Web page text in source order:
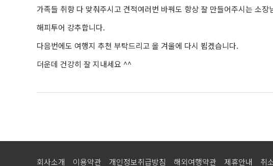
가족들 취향 다 맞춰주시고 견적여러번 바꿔도 항상 잘 만들어주시는 소장
해피투어 강추합니다.
다음번에도 여행지 추천 부탁드리고 올 겨울에 다시 뵙겠습니다.
더운데 건강히 잘 지내세요 ^^
회사소개 이용약관 개인정보취급방침 해외여행약관 제휴안내 취